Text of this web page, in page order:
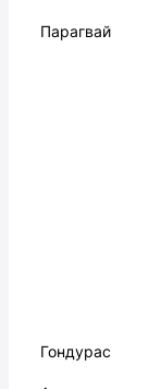
Парагвай
Гондурас